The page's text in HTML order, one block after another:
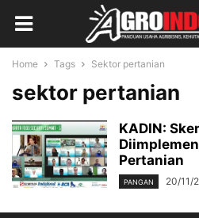
Home Tags Sektor pertanian
sektor pertanian
KADIN:
Pertanian
PANGAN 20/11/